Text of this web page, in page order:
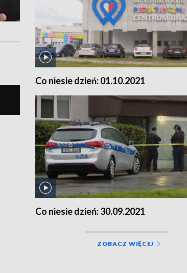
Co niesie dzień: 01.10.2021
Co niesie dzień: 30.09.2021
ZOBACZ WIĘCEJ